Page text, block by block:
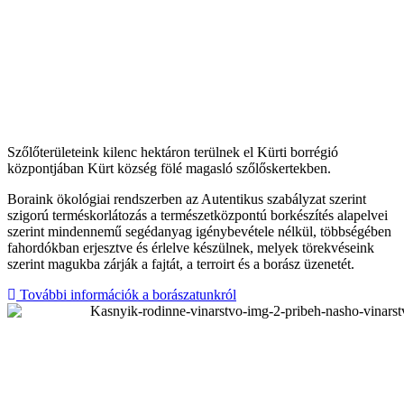
Szőlőterületeink kilenc hektáron terülnek el Kürti borrégió
központjában Kürt község fölé magasló szőlőskertekben.
Boraink ökológiai rendszerben az Autentikus szabályzat szerint
szigorú terméskorlátozás a természetközpontú borkészítés alapelvei
szerint mindennemű segédanyag igénybevétele nélkül, többségében
fahordókban erjesztve és érlelve készülnek, melyek törekvéseink
szerint magukba zárják a fajtát, a terroirt és a borász üzenetét.
További információk a borászatunkról